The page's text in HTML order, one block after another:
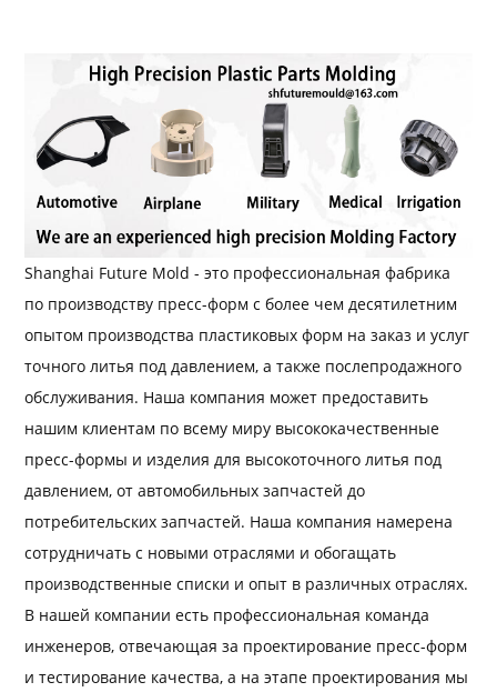
Shanghai Future Mold - это профессиональная фабрика
по производству пресс-форм с более чем десятилетним
опытом производства пластиковых форм на заказ и услуг
точного литья под давлением, а также послепродажного
обслуживания. Наша компания может предоставить
нашим клиентам по всему миру высококачественные
пресс-формы и изделия для высокоточного литья под
давлением, от автомобильных запчастей до
потребительских запчастей. Наша компания намерена
сотрудничать с новыми отраслями и обогащать
производственные списки и опыт в различных отраслях.
В нашей компании есть профессиональная команда
инженеров, отвечающая за проектирование пресс-форм
и тестирование качества, а на этапе проектирования мы